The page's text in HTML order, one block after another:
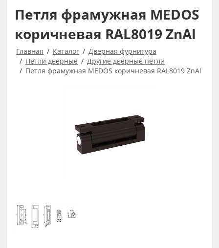
Петля фрамужная MEDOS
коричневая RAL8019 ZnAl
Главная Каталог
Дверная фурнитура
Петли дверные
Другие дверные петли
Петля фрамужная MEDOS коричневая RAL8019 ZnAl